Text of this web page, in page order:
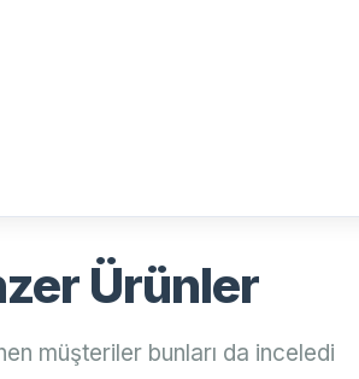
Ürünler
müşteriler bunları da inceledi